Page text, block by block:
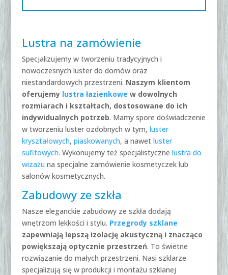
Lustra na zamówienie
Specjalizujemy w tworzeniu tradycyjnych i
nowoczesnych luster do domów oraz
niestandardowych przestrzeni. Naszym klientom
oferujemy lustra łazienkowe w dowolnych
rozmiarach i kształtach, dostosowane do ich
indywidualnych potrzeb. Mamy spore doświadczenie
w tworzeniu luster ozdobnych w tym, luster
kryształowych, piaskowanych, a nawet luster
sufitowych. Wykonujemy też specjalistyczne lustra do
wizażu na specjalne zamówienie kosmetyczek lub
salonów kosmetycznych.
Zabudowy ze szkła
Nasze eleganckie zabudowy ze szkła dodają
wnętrzom lekkości i stylu. Przegrody szklane
zapewniają lepszą izolację akustyczną i znacząco
powiększają optycznie przestrzeń. To świetne
rozwiązanie do małych przestrzeni. Nasi szklarze
specjalizują się w produkcji i montażu szklanej